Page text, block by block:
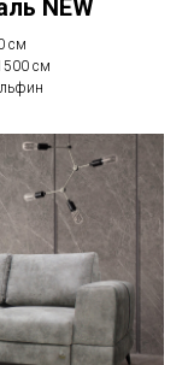
NEW
см
см